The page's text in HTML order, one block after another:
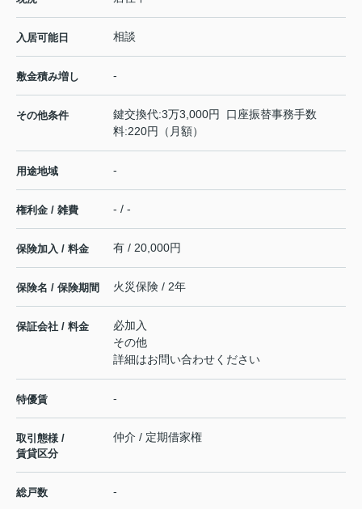
入居可能日 相談
敷金積み増し -
その他条件
鍵交換代:3万3,000円 口座振替事務手数
料:220円（月額）
用途地域 -
権利金 / 雑費 - / -
保険加入 / 料金 有 / 20,000円
保険名 / 保険期間 火災保険 / 2年
保証会社 / 料金
必加入
その他
詳細はお問い合わせください
特優賃 -
取引態様 /
賃貸区分
仲介 / 定期借家権
総戸数 -